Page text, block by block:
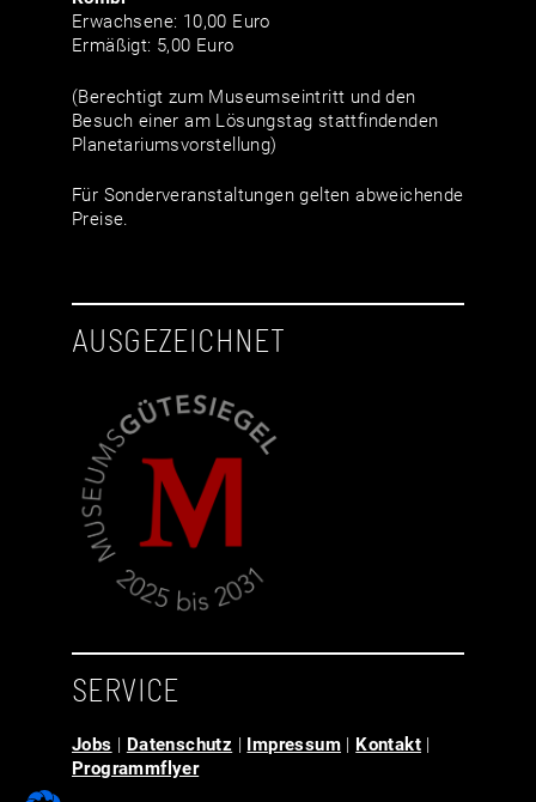
Erwachsene: 10,00 Euro
Ermäßigt: 5,00 Euro
(Berechtigt zum Museumseintritt und den
Besuch einer am Lösungstag stattfindenden
Planetariumsvorstellung)
Für Sonderveranstaltungen gelten abweichende
Preise.
AUSGEZEICHNET
SERVICE
Jobs | Datenschutz | Impressum | Kontakt |
Programmflyer